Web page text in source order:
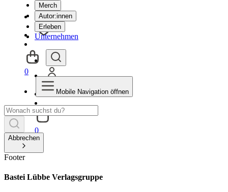
Merch
Autor:innen
Erleben
Unternehmen
0
0
Mobile Navigation öffnen
Abbrechen
Footer
Bastei Lübbe Verlagsgruppe